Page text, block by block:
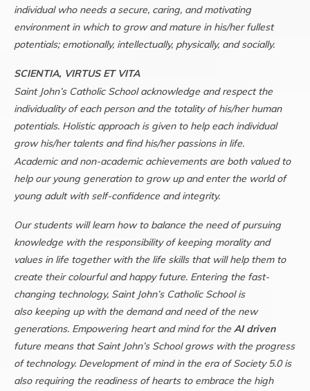
individual who needs a secure, caring, and motivating
environment in which to grow and mature in his/her fullest
potentials; emotionally, intellectually, physically, and socially.
SCIENTIA, VIRTUS ET VITA
Saint John’s Catholic School acknowledge and respect the
individuality of each person and the totality of his/her human
potentials. Holistic approach is given to help each individual
grow his/her talents and find his/her passions in life.
Academic and non-academic achievements are both valued to
help our young generation to grow up and enter the world of
young adult with self-confidence and integrity.
Our students will learn how to balance the need of pursuing
knowledge with the responsibility of keeping morality and
values in life together with the life skills that will help them to
create their colourful and happy future. Entering the fast-
changing technology, Saint John’s Catholic School is
also keeping up with the demand and need of the new
generations. Empowering heart and mind for the AI driven
future means that Saint John’s School grows with the progress
of technology. Development of mind in the era of Society 5.0 is
also requiring the readiness of hearts to embrace the high